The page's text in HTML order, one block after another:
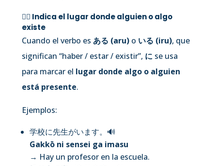
🧍‍♀️ Indica el lugar donde alguien o algo
existe
Cuando el verbo es ある (aru)o いる (iru), que
significan “haber / estar / existir”, に se usa
para marcar el lugar donde algo o alguien
está presente.
Ejemplos:
学校に先生がいます。 🔊
Gakkō ni sensei ga imasu
→ Hay un profesor en la escuela.